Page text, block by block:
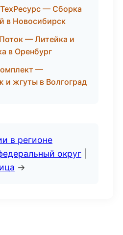
— Сборка
в Новосибирск
— Литейка и
в Оренбург
—
и жгуты в Волгоград
в регионе
округ
→